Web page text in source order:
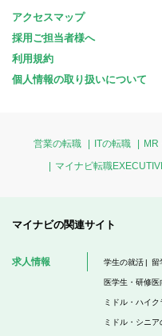
アクセスマップ
採用ご担当者様へ
利用規約
個人情報の取り扱いについて
営業の転職 ITの転職 MR
マイナビ転職
マイナビの関連サイト
求人情報 学生の就活 留
医学生・研修医
ミドル・ハイク
ミドル・シニア